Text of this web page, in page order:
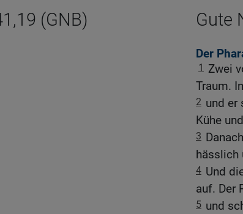
Gute
Der
1
Zwei
Traum.
2 und er
Kühe
3
hässlich
4 Und
auf. Der
5 und
(GNB)